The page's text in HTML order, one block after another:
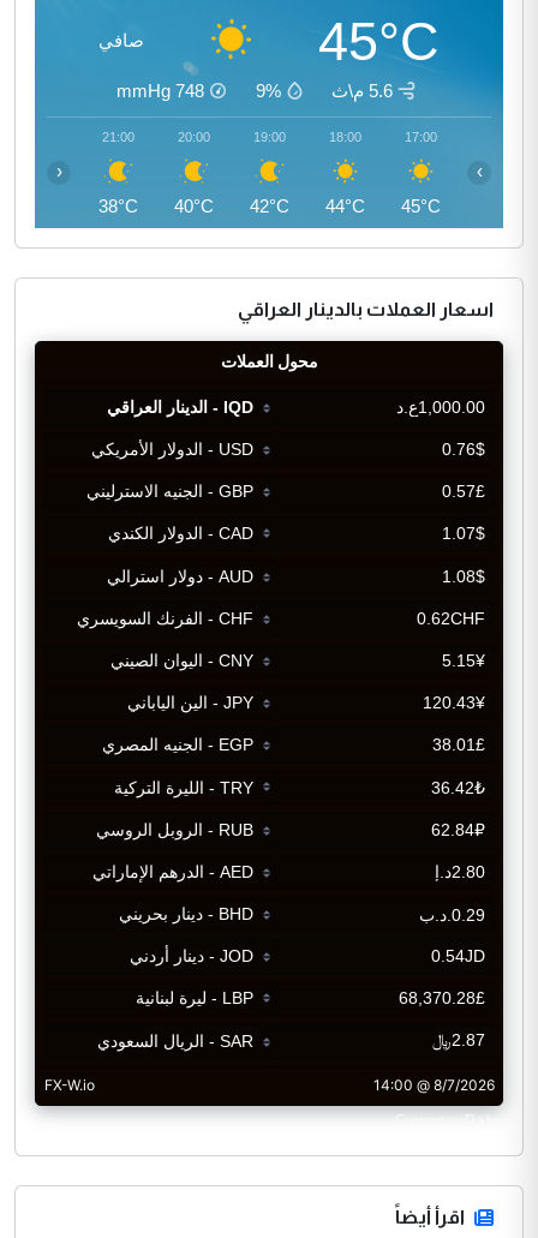
45°C صافي
5.6 م\ث 9%
748
mmHg
17:00
45°C
18:00
44°C
19:00
42°C
20:00
40°C
21:00
38°C
‹ ›
اسعار العملات بالدينار العراقي
CurrencyRate
اقرأ أيضاً